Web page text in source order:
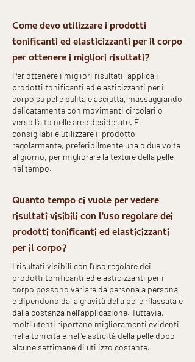
Come devo utilizzare i prodotti
tonificanti ed elasticizzanti per il corpo
per ottenere i migliori risultati?
Per ottenere i migliori risultati, applica i
prodotti tonificanti ed elasticizzanti per il
corpo su pelle pulita e asciutta, massaggiando
delicatamente con movimenti circolari o
verso l'alto nelle aree desiderate. È
consigliabile utilizzare il prodotto
regolarmente, preferibilmente una o due volte
al giorno, per migliorare la texture della pelle
nel tempo.
Quanto tempo ci vuole per vedere
risultati visibili con l'uso regolare dei
prodotti tonificanti ed elasticizzanti
per il corpo?
I risultati visibili con l'uso regolare dei
prodotti tonificanti ed elasticizzanti per il
corpo possono variare da persona a persona
e dipendono dalla gravità della pelle rilassata e
dalla costanza nell'applicazione. Tuttavia,
molti utenti riportano miglioramenti evidenti
nella tonicità e nell'elasticità della pelle dopo
alcune settimane di utilizzo costante.